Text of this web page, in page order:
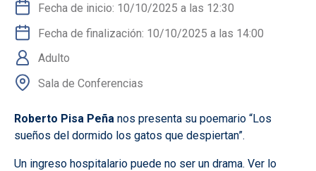
Fecha de inicio: 10/10/2025 a las 12:30
Fecha de finalización: 10/10/2025 a las 14:00
Adulto
Sala de Conferencias
Roberto Pisa Peña nos presenta su poemario “Los
sueños del dormido los gatos que despiertan”.
Un ingreso hospitalario puede no ser un drama. Ver lo